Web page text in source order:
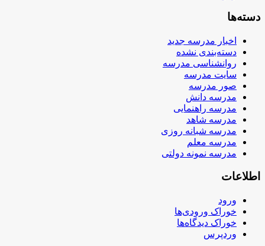
دسته‌ها
اخبار مدرسه جدید
دسته‌بندی نشده
روانشناسی مدرسه
سایت مدرسه
صور مدرسه
مدرسه دانش
مدرسه راهنمایی
مدرسه شاهد
مدرسه شبانه روزی
مدرسه معلم
مدرسه نمونه دولتی
اطلاعات
ورود
خوراک ورودی‌ها
خوراک دیدگاه‌ها
وردپرس